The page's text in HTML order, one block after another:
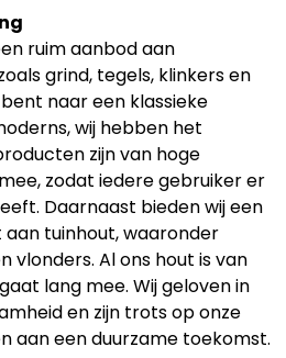
ruim aanbod aan
grind, tegels, klinkers en
naar een klassieke
wij hebben het
zijn van hoge
zodat iedere gebruiker er
Daarnaast bieden wij een
tuinhout, waaronder
vlonders. Al ons hout is van
lang mee. Wij geloven in
en zijn trots op onze
aan een duurzame toekomst.